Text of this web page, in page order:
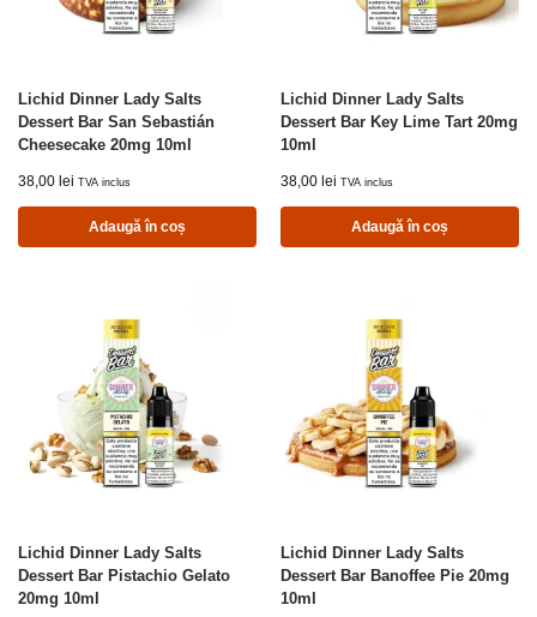
Lichid Dinner Lady Salts
Dessert Bar San Sebastián
Cheesecake 20mg 10ml
38,00 lei TVA inclus
Adaugă în coș
Lichid Dinner Lady Salts
Dessert Bar Key Lime Tart 20mg
10ml
38,00 lei TVA inclus
Adaugă în coș
Lichid Dinner Lady Salts
Dessert Bar Pistachio Gelato
20mg 10ml
Lichid Dinner Lady Salts
Dessert Bar Banoffee Pie 20mg
10ml